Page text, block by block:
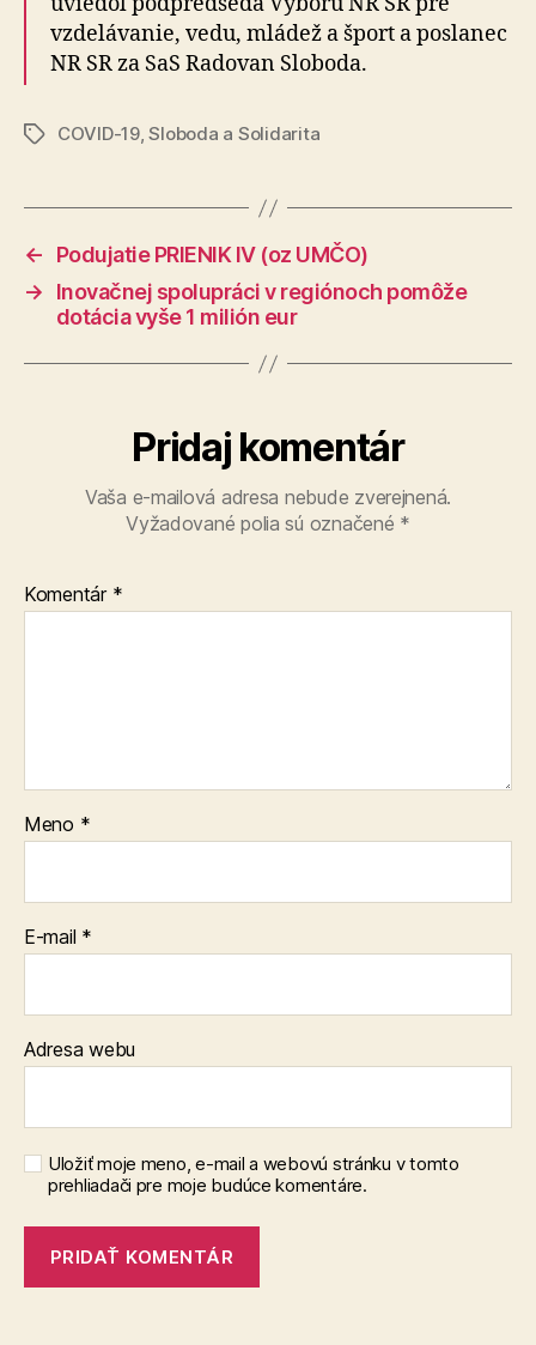
vzdelávanie, vedu, mládež a šport a poslanec
NR SR za SaS Radovan Sloboda.
ZnačkyCOVID-19,Sloboda a Solidarita
←
Podujatie PRIENIK IV (oz UMČO)
→
Inovačnej spolupráci v regiónoch pomôže
dotácia vyše 1 milión eur
Pridaj komentár
Vaša e-mailová adresa nebude zverejnená.
Vyžadované polia sú označené *
Komentár *
Meno *
E-mail *
Adresa webu
Uložiť moje meno, e-mail a webovú stránku v tomto
prehliadači pre moje budúce komentáre.